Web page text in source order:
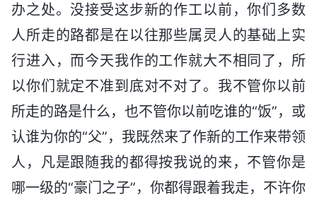
办之处。没接受这步新的作工以前，你们多数
人所走的路都是在以往那些属灵人的基础上实
行进入，而今天我作的工作就大不相同了，所
以你们就定不准到底对不对了。我不管你以前
所走的路是什么，也不管你以前吃谁的“饭”，或
认谁为你的“父”，我既然来了作新的工作来带领
人，凡是跟随我的都得按我说的来，不管你是
哪一级的“豪门之子”，你都得跟着我走，不许你